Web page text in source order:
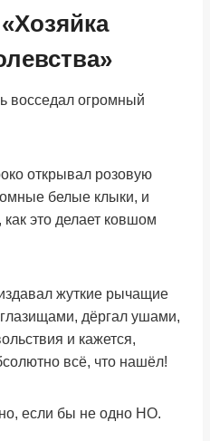
восседал огромный
открывал розовую
белые клыки, и
это делает ковшом
жуткие рычащие
дёргал ушами,
и кажется,
всё, что нашёл!
если бы не одно НО.